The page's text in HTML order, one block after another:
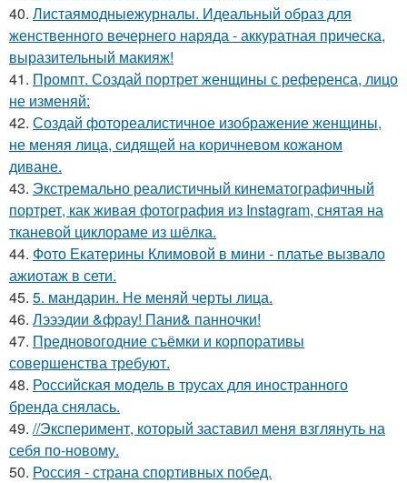
40. Листаямодныежурналы. Идеальный образ для
женственного вечернего наряда - аккуратная прическа,
выразительный макияж!
41. Промпт. Создай портрет женщины с референса, лицо
не изменяй:
42. Создай фотореалистичное изображение женщины,
не меняя лица, сидящей на коричневом кожаном
диване.
43. Экстремально реалистичный кинематографичный
портрет, как живая фотография из Instagram, снятая на
тканевой циклораме из шёлка.
44. Фото Екатерины Климовой в мини - платье вызвало
ажиотаж в сети.
45. 5. мандарин. Не меняй черты лица.
46. Лэээдии &фрау! Пани& панночки!
47. Предновогодние съёмки и корпоративы
совершенства требуют.
48. Российская модель в трусах для иностранного
бренда снялась.
49. //Эксперимент, который заставил меня взглянуть на
себя по-новому.
50. Россия - страна спортивных побед.